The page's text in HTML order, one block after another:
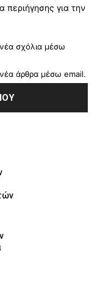
περιήγησης για την
σχόλια μέσω
άρθρα μέσω email.